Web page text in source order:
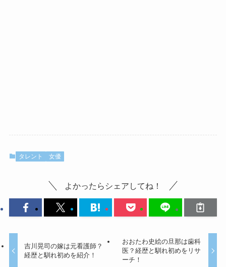
タレント 女優
よかったらシェアしてね！
吉川晃司の嫁は元看護師？
経歴と馴れ初めを紹介！
おおたわ史絵の旦那は歯科
医？経歴と馴れ初めをリサ
ーチ！